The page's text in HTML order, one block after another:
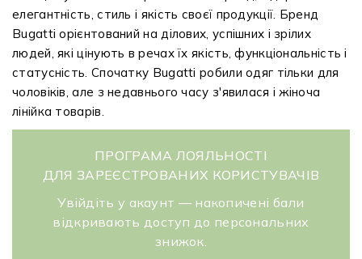
елегантність, стиль і якість своєї продукції. Бренд
Bugatti орієнтований на ділових, успішних і зрілих
людей, які цінують в речах їх якість, функціональність і
статусність. Спочатку Bugatti робили одяг тільки для
чоловіків, але з недавнього часу з'явилася і жіноча
лінійка товарів.
ПРОГРАМА ЛОЯЛЬНОСТІ
ДЛЯ ЗАРЕЄСТРОВАНИХ КОРИСТУВАЧІВ
Увійдіть у акаунт — накопичені бали
відкривають доступ до персональних
знижок.